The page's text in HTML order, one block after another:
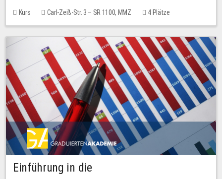
Kurs Carl-Zeiß-Str. 3 – SR 1100, MMZ 4 Plätze
Einführung in die